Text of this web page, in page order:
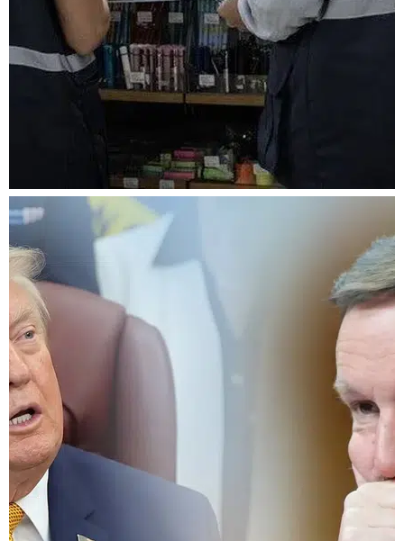
Okul alışverişi yapacak
ailelere kritik uyarı:
Bakanlık 81 ilde
sahaya indi